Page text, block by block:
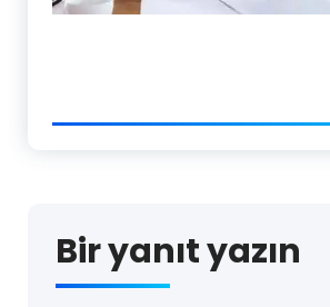
Bir yanıt yazın